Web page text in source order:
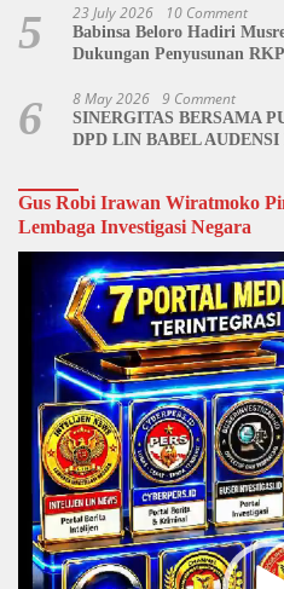
5 23 July 2026 10 Comment
Babinsa Beloro Hadiri
Dukungan Penyusunan
6 8 May 2026 9 Comment
SINERGITAS BERSAMA
DPD LIN BABEL
Gus Robi Irawan Wiratmoko
Lembaga Investigasi Negara
Video
Player